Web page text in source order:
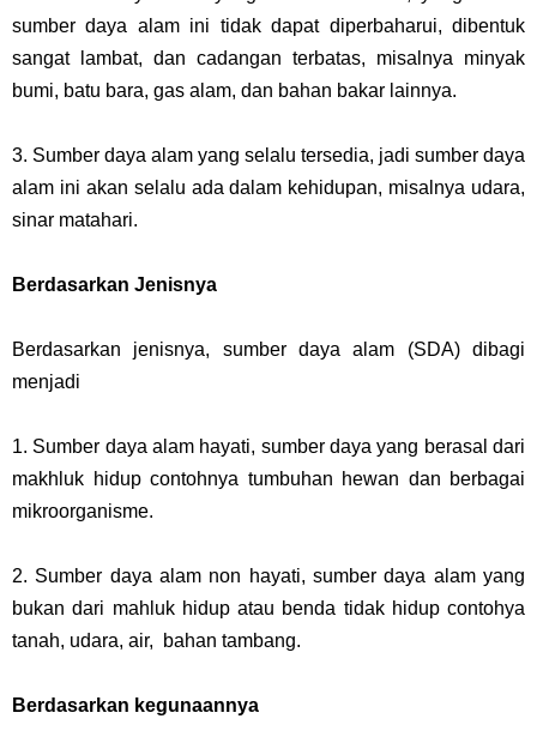
sumber daya alam ini tidak dapat diperbaharui, dibentuk
sangat lambat, dan cadangan terbatas, misalnya minyak
bumi, batu bara, gas alam, dan bahan bakar lainnya.
3. Sumber daya alam yang selalu tersedia, jadi sumber daya
alam ini akan selalu ada dalam kehidupan, misalnya udara,
sinar matahari.
Berdasarkan Jenisnya
Berdasarkan jenisnya, sumber daya alam (SDA) dibagi
menjadi
1. Sumber daya alam hayati, sumber daya yang berasal dari
makhluk hidup contohnya tumbuhan hewan dan berbagai
mikroorganisme.
2. Sumber daya alam non hayati, sumber daya alam yang
bukan dari mahluk hidup atau benda tidak hidup contohya
tanah, udara, air, bahan tambang.
Berdasarkan kegunaannya